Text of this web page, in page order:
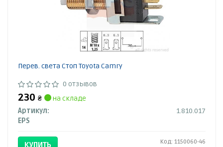
Перев. света Стоп Toyota Camry
0 отзывов
230 ₴
на складе
Артикул:
1.810.017
EPS
КУПИТЬ Код: 1150060-46